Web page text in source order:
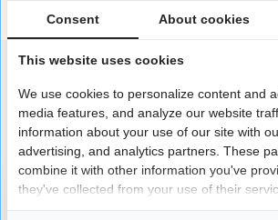
Reviews
Speciaal aanbevolen
Consent About cookies
This website uses cookies
We use cookies to personalize content and
media features, and analyze our website
information about your use of our site with
advertising, and analytics partners. These
combine it with other information you've
they've collected from your use of their